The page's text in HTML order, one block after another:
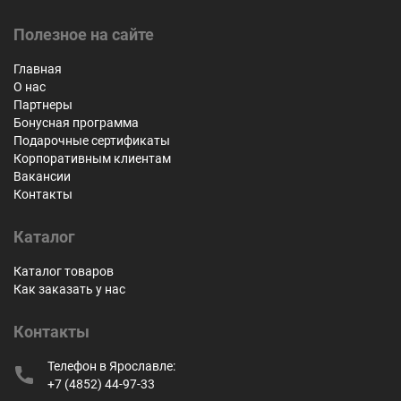
Полезное на сайте
Главная
О нас
Партнеры
Бонусная программа
Подарочные сертификаты
Корпоративным клиентам
Вакансии
Контакты
Каталог
Каталог товаров
Как заказать у нас
Контакты
Телефон в Ярославле:
+7 (4852) 44-97-33